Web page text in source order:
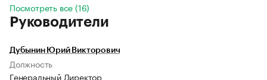
Посмотреть все (16)
Руководители
Дубынин Юрий Викторович
Должность
Генеральный Директор